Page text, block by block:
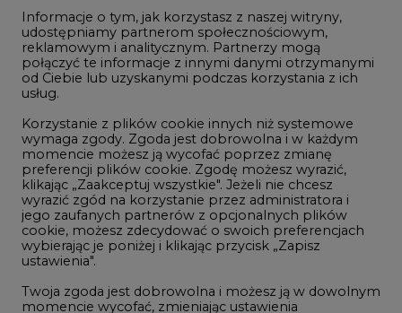
Gospodarka
Geopolityka
LTE450
Innowacje i AI
Telekomunikacja i IT
Handel emisjami CO2
Wodór
Górnictwo
Informacje o tym, jak korzystasz z naszej witryny,
udostępniamy partnerom społecznościowym,
reklamowym i analitycznym. Partnerzy mogą
połączyć te informacje z innymi danymi otrzymanymi
od Ciebie lub uzyskanymi podczas korzystania z ich
usług.
Korzystanie z plików cookie innych niż systemowe
wymaga zgody. Zgoda jest dobrowolna i w każdym
momencie możesz ją wycofać poprzez zmianę
preferencji plików cookie. Zgodę możesz wyrazić,
klikając „Zaakceptuj wszystkie". Jeżeli nie chcesz
wyrazić zgód na korzystanie przez administratora i
jego zaufanych partnerów z opcjonalnych plików
cookie, możesz zdecydować o swoich preferencjach
wybierając je poniżej i klikając przycisk „Zapisz
ustawienia".
Twoja zgoda jest dobrowolna i możesz ją w dowolnym
momencie wycofać, zmieniając ustawienia